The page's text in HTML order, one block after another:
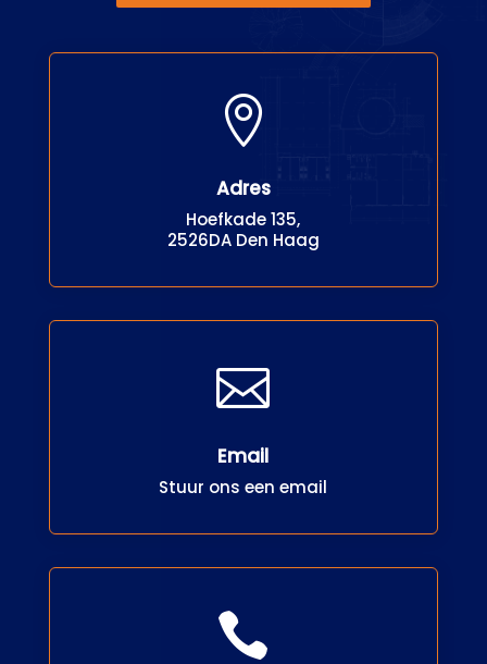

Adres
Hoefkade 135,
2526DA Den Haag

Email
Stuur ons een email
